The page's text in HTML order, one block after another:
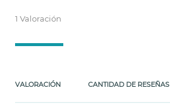
1 Valoración
VALORACIÓN CANTIDAD DE RESEÑAS